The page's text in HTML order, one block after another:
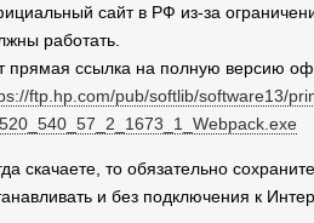
сайт в РФ из-за
работать.
прямая ссылка на полную версию
ftp.hp.com/pub/softlib/software13/
скачаете, то обязательно
и без подключения к